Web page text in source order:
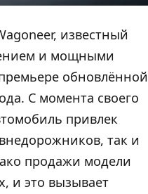
известный
и мощными
обновлённой
С момента своего
привлек
так и
продажи модели
и это вызывает